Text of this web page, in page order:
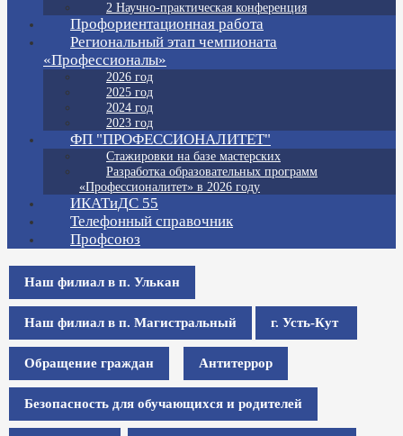
2 Научно-практическая конференция
Профориентационная работа
Региональный этап чемпионата
«Профессионалы»
2026 год
2025 год
2024 год
2023 год
ФП "ПРОФЕССИОНАЛИТЕТ"
Стажировки на базе мастерских
Разработка образовательных программ
«Профессионалитет» в 2026 году
ИКАТиДС 55
Телефонный справочник
Профсоюз
Наш филиал в п. Улькан
Наш филиал в п. Магистральный г. Усть-Кут
Обращение граждан Антитеррор
Безопасность для обучающихся и родителей